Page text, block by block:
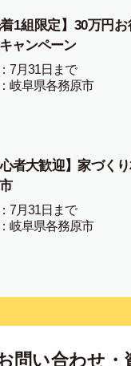
着1組限定】30万円
ャンペーン
7月31日まで
岐阜県各務原市
心者大歓迎】家づく
7月31日まで
岐阜県各務原市
問い合わせ・